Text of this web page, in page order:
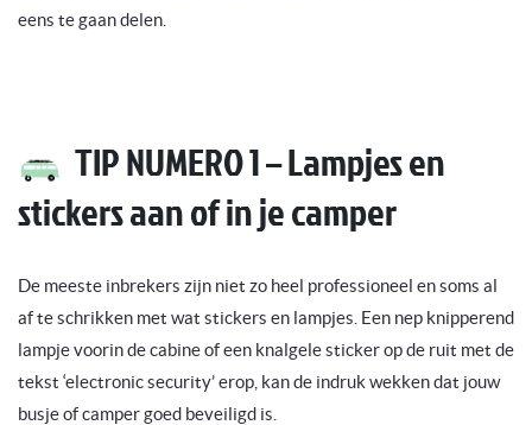
eens te gaan delen.
TIP NUMERO 1 – Lampjes en
stickers aan of in je camper
De meeste inbrekers zijn niet zo heel professioneel en soms al
af te schrikken met wat stickers en lampjes. Een nep knipperend
lampje voorin de cabine of een knalgele sticker op de ruit met de
tekst ‘electronic security’ erop, kan de indruk wekken dat jouw
busje of camper goed beveiligd is.